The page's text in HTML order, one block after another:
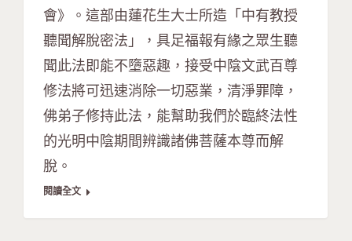
會》。這部由蓮花生大士所造「中有教授
聽聞解脫密法」，具足福報有緣之眾生聽
聞此法即能不墮惡趣，接受中陰文武百尊
修法將可迅速消除一切惡業，清淨罪障，
佛弟子修持此法，能幫助我們於臨終法性
的光明中陰期間辨識諸佛菩薩本尊而解
脫。
閱讀全文